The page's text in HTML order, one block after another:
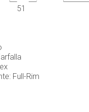
Full-Rim
51